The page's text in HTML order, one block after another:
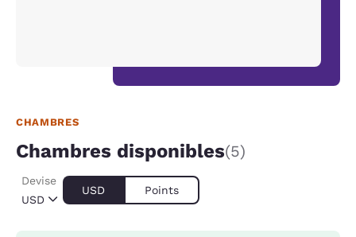
CHAMBRES
Chambres disponibles(5)
USD
Devise
USD Points